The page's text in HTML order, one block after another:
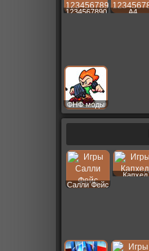
1234567890
A4
ФНФ моды
Салли Фейс
Капхед